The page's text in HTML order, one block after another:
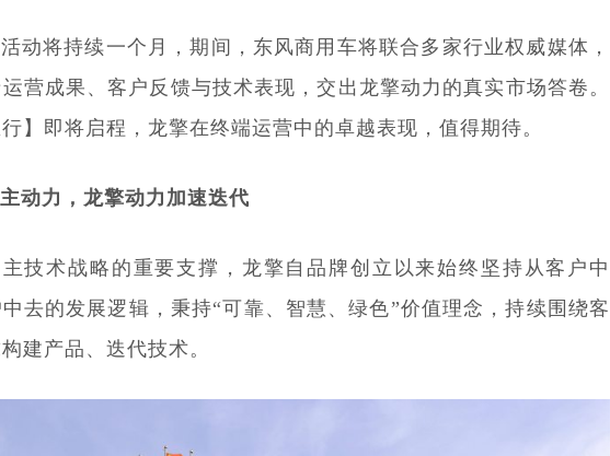
动将持续一个月，期间，东风商用车将联合多家行业权威媒体，
营成果、客户反馈与技术表现，交出龙擎动力的真实市场答卷。
行】即将启程，龙擎在终端运营中的卓越表现，值得期待。
动力，龙擎动力加速迭代
技术战略的重要支撑，龙擎自品牌创立以来始终坚持从客户中
去的发展逻辑，秉持“可靠、智慧、绿色”价值理念，持续围绕客
建产品、迭代技术。